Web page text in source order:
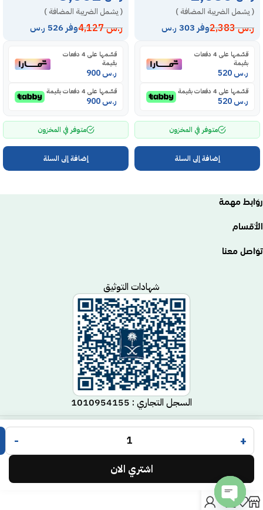
( يشمل الضريبة المضافة )
ر.س2,383 وفر 303 ر.س
قسّمها على 4 دفعات
بقيمة
ر.س
قسّمها على 4 دفعات بقيمة
ر.س
متوفر في المخزون
إضافة إلى السلة
( يشمل الضريبة المضافة )
ر.س4,127 وفر 526 ر.س
قسّمها على 4 دفعات
بقيمة
ر.س
قسّمها على 4 دفعات بقيمة
ر.س
متوفر في المخزون
إضافة إلى السلة
روابط مهمة
الأقسام
تواصل معنا
شهادات التوثيق
السجل التجاري : 1010954155
جميع الحقوق محفوظة لـمتجر مكيف© 2025.
تم التطوير بواسطة
+
-
اشتري الان